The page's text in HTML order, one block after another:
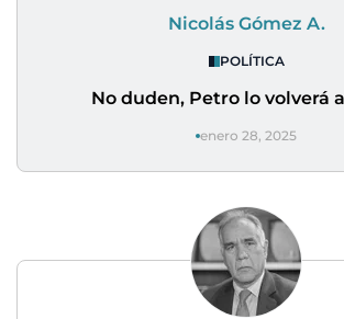
Nicolás Gómez A.
POLÍTICA
No duden, Petro lo volverá
enero 28, 2025